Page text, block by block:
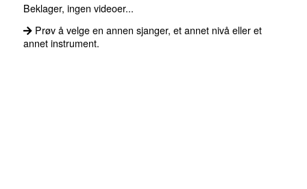
Beklager, ingen videoer...
Prøv å velge en annen sjanger, et annet nivå eller et
annet instrument.